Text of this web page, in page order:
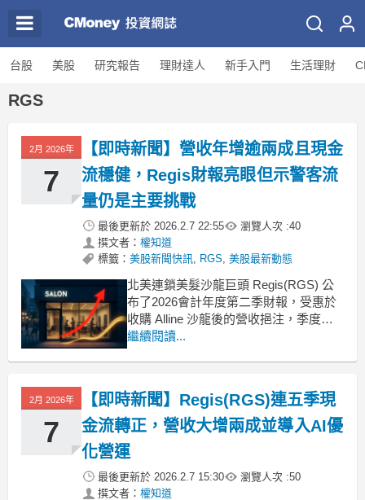
台股 美股 研究報告 理財達人 新手入門 生活理財
RGS
2月 2026年
7
【即時新聞】營收年增逾兩成且現金
流穩健，Regis財報亮眼但示警客流
量仍是主要挑戰
最後更新於 2026.2.7 22:55 瀏覽人次 :40
撰文者： 權知道
標籤： 美股新聞快訊, RGS, 美股最新動態
北美連鎖美髮沙龍巨頭 Regis(RGS) 公
布了2026會計年度第二季財報，受惠於
收購 Alline 沙龍後的營收挹注，季度總
營收達到5710萬美元，較前一年同期大
升下，調整後 EBITDA 達到800萬美元，
年增11
繼續閱讀...
2月 2026年
7
【即時新聞】Regis(RGS)連五季現
金流轉正，營收大增兩成並導入AI優
化營運
最後更新於 2026.2.7 15:30 瀏覽人次 :50
撰文者： 權知道